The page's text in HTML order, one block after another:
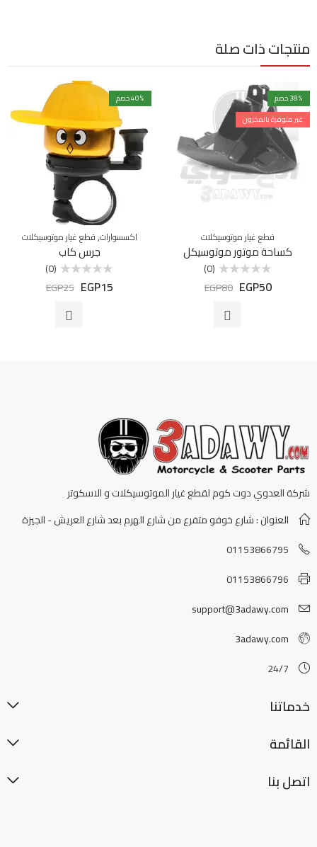
منتجات ذات صلة
38% خصم
غير متوفرة بالمخزون
قطع غيار موتوسيكلات
كساحة موتور موتوسيكل
التقييم
(0)
EGP50
EGP80
40% خصم
اكسسوارات,قطع غيار موتوسيكلات
جرس كاب
التقييم
(0)
EGP15
EGP25
شركة العدوي دوت كوم لقطع غيار الموتوسيكلات و الاسكوتر
العنوان : شارع خوفو متفرع من شارع الهرم بعد شارع العريش - الجيزة
01153866795
01153866796
support@3adawy.com
3adawy.com
24/7
خدماتنا
القائمة
اتصل بنا